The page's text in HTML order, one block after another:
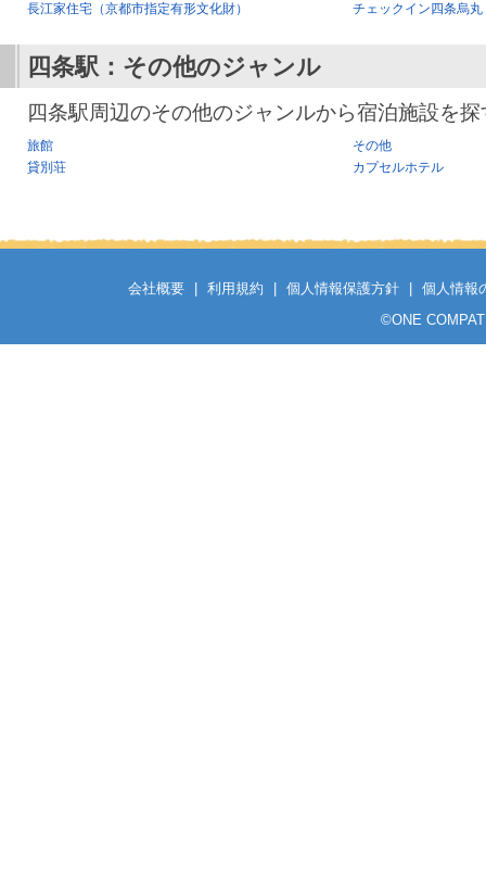
長江家住宅（京都市指定有形文化財）
チェックイン四条烏丸
四条駅 ：その他のジャンル
四条駅周辺のその他のジャンルから宿泊施設を
旅館
その他
貸別荘
カプセルホテル
会社概要 利用規約 個人情報保護方針
個人情報
©ONE